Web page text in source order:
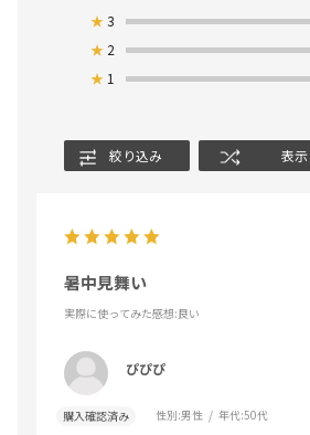
★3
★ 2
★ 1
絞り込み 表
暑中見舞い
実際に使ってみた感想:良い
ぴぴぴ
購入確認済み 性別:男性 年代:50代